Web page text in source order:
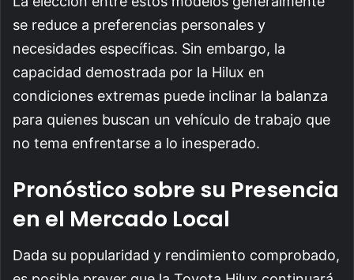
se reduce a preferencias personales y
necesidades específicas. Sin embargo, la
capacidad demostrada por la Hilux en
condiciones extremas puede inclinar la balanza
para quienes buscan un vehículo de trabajo que
no tema enfrentarse a lo inesperado.
Pronóstico sobre su Presencia
en el Mercado Local
Dada su popularidad y rendimiento comprobado,